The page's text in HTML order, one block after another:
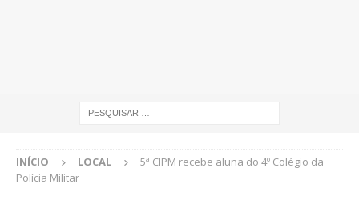
INÍCIO LOCAL
5ª CIPM recebe aluna do 4º Colégio da
Polícia Militar